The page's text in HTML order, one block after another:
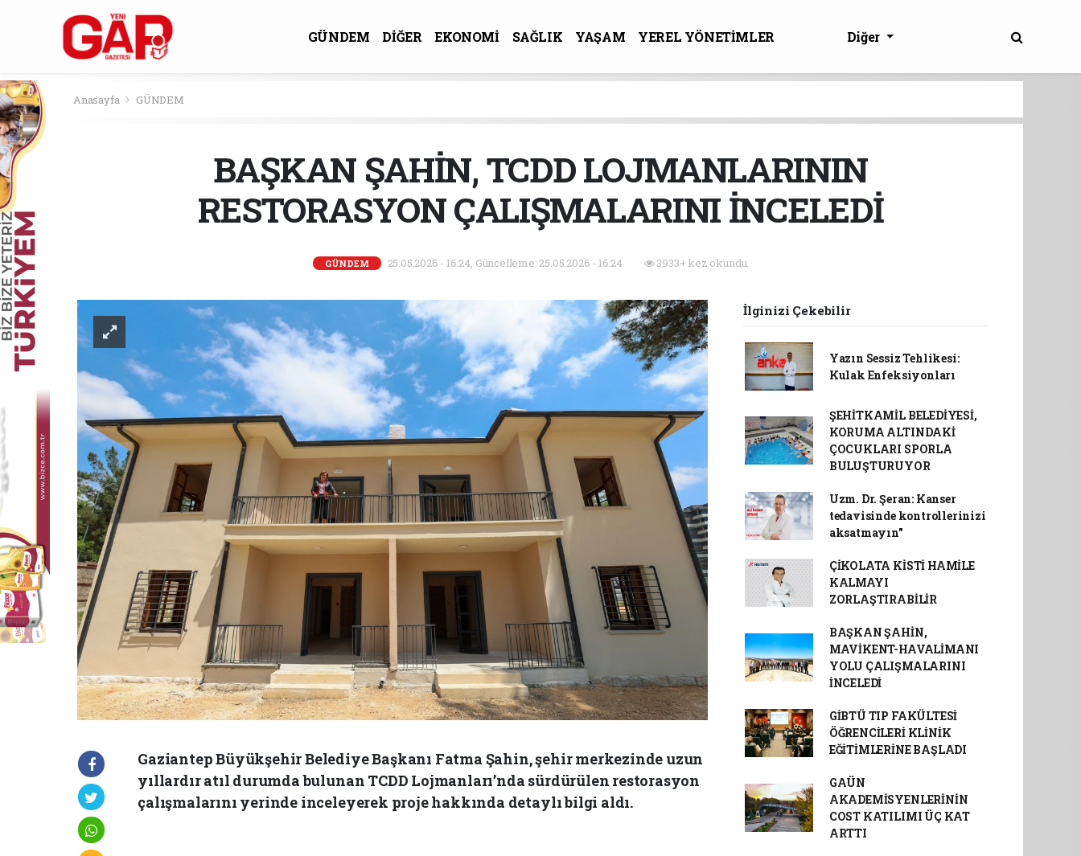
GÜNDEM DİĞER EKONOMİ SAĞLIK YAŞAM
YEREL YÖNETİMLER
Diğer
Anasayfa GÜNDEM
BAŞKAN ŞAHİN, TCDD LOJMANLARININ
RESTORASYON ÇALIŞMALARINI İNCELEDİ
GÜNDEM 25.05.2026 - 16:24, Güncelleme: 25.05.2026 - 16:24 3933+ kez okundu.
Gaziantep Büyükşehir Belediye Başkanı Fatma Şahin, şehir merkezinde uzun
yıllardır atıl durumda bulunan TCDD Lojmanları’nda sürdürülen restorasyon
çalışmalarını yerinde inceleyerek proje hakkında detaylı bilgi aldı.
İlginizi Çekebilir
Yazın Sessiz Tehlikesi:
Kulak Enfeksiyonları
ŞEHİTKAMİL BELEDİYESİ,
KORUMA ALTINDAKİ
ÇOCUKLARI SPORLA
BULUŞTURUYOR
Uzm. Dr. Şeran: Kanser
tedavisinde kontrollerinizi
aksatmayın"
ÇİKOLATA KİSTİ HAMİLE
KALMAYI
ZORLAŞTIRABİLİR
BAŞKAN ŞAHİN,
MAVİKENT-HAVALİMANI
YOLU ÇALIŞMALARINI
İNCELEDİ
GİBTÜ TIP FAKÜLTESİ
ÖĞRENCİLERİ KLİNİK
EĞİTİMLERİNE BAŞLADI
GAÜN
AKADEMİSYENLERİNİN
COST KATILIMI ÜÇ KAT
ARTTI